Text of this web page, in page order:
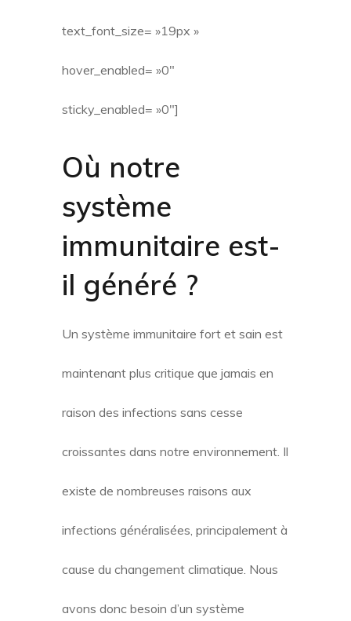
text_font_size= »19px »
hover_enabled= »0″
sticky_enabled= »0″]
Où notre
système
immunitaire est-
il généré ?
Un système immunitaire fort et sain est
maintenant plus critique que jamais en
raison des infections sans cesse
croissantes dans notre environnement. Il
existe de nombreuses raisons aux
infections généralisées, principalement à
cause du changement climatique. Nous
avons donc besoin d’un système